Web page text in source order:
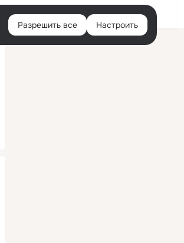
Войти
Разрешить все Настроить